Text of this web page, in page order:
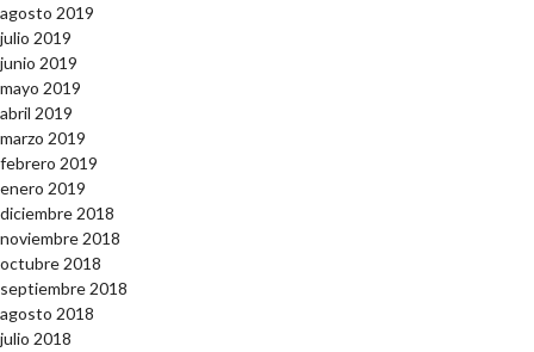
agosto 2019
julio 2019
junio 2019
mayo 2019
abril 2019
marzo 2019
febrero 2019
enero 2019
diciembre 2018
noviembre 2018
octubre 2018
septiembre 2018
agosto 2018
julio 2018